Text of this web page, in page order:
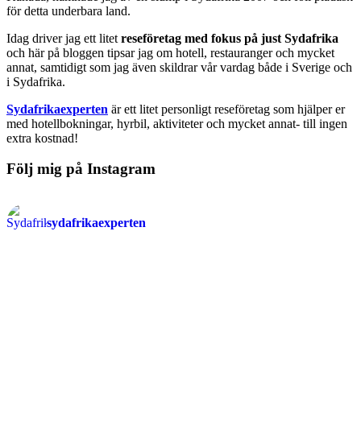
för detta underbara land.
Idag driver jag ett litet reseföretag med fokus på just Sydafrika
och här på bloggen tipsar jag om hotell, restauranger och mycket
annat, samtidigt som jag även skildrar vår vardag både i Sverige och
i Sydafrika.
Sydafrikaexperten är ett litet personligt reseföretag som hjälper er
med hotellbokningar, hyrbil, aktiviteter och mycket annat- till ingen
extra kostnad!
Följ mig på Instagram
sydafrikaexperten